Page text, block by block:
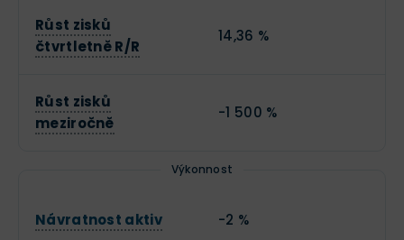
Růst zisků
čtvrtletně R/R
14,36 %
Růst zisků
meziročně
-1 500 %
Výkonnost
Návratnost aktiv -2 %